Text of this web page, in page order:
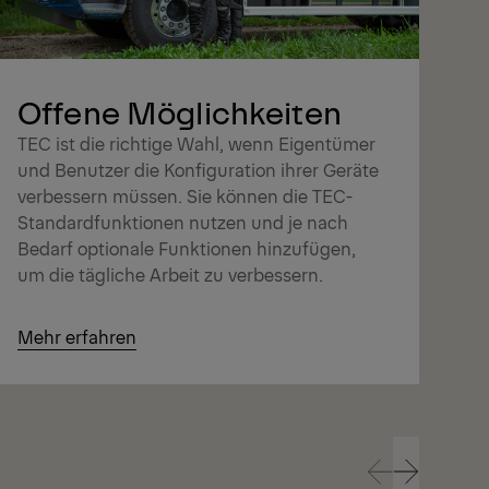
Offene Möglichkeiten
TEC ist die richtige Wahl, wenn Eigentümer
und Benutzer die Konfiguration ihrer Geräte
verbessern müssen. Sie können die TEC-
Standardfunktionen nutzen und je nach
Bedarf optionale Funktionen hinzufügen,
um die tägliche Arbeit zu verbessern.
Mehr erfahren
PrevNext